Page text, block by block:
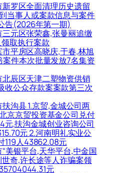
罗区全面清理历史遗留
当事人或案款信息与案件
告(2026年第一期)
元区张荣鑫,张曼丽追缴
取执行案款
平房区高晓庆,于春,林旭
案件本次批量发放7名集资
辰区天津二塑物资供销
收公众存款案案款第三次
沟县 1.京贸,金城公司两
京京贸投资基金公司兑付
元,扶沟金城创业咨询公司
元 2.河南明礼实业公
119人43862.08元
美银平台,天华平台,中金国
奇,许长途等人诈骗案领
元